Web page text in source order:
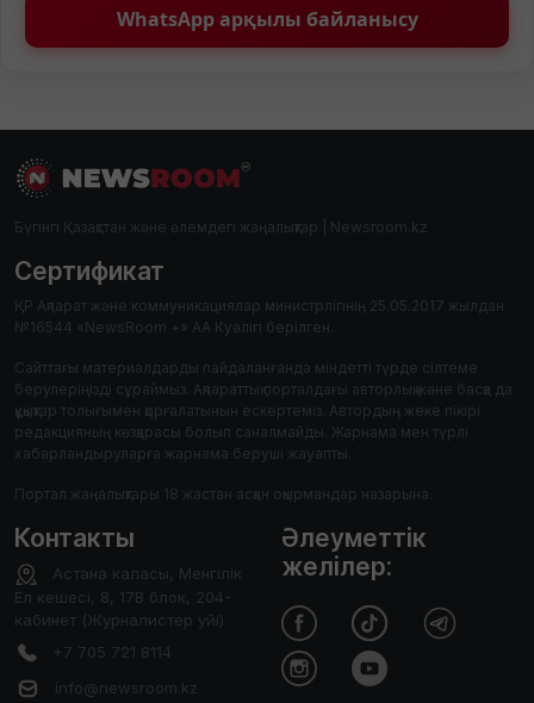
WhatsApp арқылы байланысу
Бүгінгі Қазақстан және әлемдегі жаңалықтар | Newsroom.kz
Сертификат
ҚР Ақпарат және коммуникациялар министрлігінің 25.05.2017 жылдан
№16544 «NewsRoom +» АА Куәлігі берілген.
Сайттағы материалдарды пайдаланғанда міндетті түрде сілтеме
берулеріңізді сұраймыз. Ақпараттық порталдағы авторлық және басқа да
құқықтар толығымен қорғалатынын ескертеміз. Автордың жеке пікірі
редакцияның көзқарасы болып саналмайды. Жарнама мен түрлі
хабарландыруларға жарнама беруші жауапты.
Портал жаңалықтары 18 жастан асқан оқырмандар назарына.
Контакты
Астана каласы, Менгілік
Ел кешесі, 8, 17В блок, 204-
кабинет (Журналистер уйі)
+7 705 721 8114
info@newsroom.kz
Әлеуметтік
желілер: